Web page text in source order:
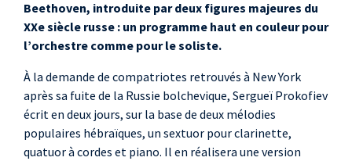
Beethoven, introduite par deux figures majeures du
XXe siècle russe : un programme haut en couleur pour
l’orchestre comme pour le soliste.
À la demande de compatriotes retrouvés à New York
après sa fuite de la Russie bolchevique, Sergueï Prokofiev
écrit en deux jours, sur la base de deux mélodies
populaires hébraïques, un sextuor pour clarinette,
quatuor à cordes et piano. Il en réalisera une version